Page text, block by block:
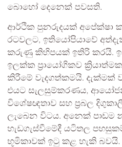
බොහෝ දෙනෙක් පවසති.
ආර්ථික පුනරුදයක් අපේක්ෂා
රටවලට, ඉතියෝපියාවේ
කරුණු කිහිපයක් ඉතිරි කරයි.
ඉලක්ක ප්‍රායෝගිකව
කිරීමේ වැදගත්කමයි.
එයට සැලසුම්කරණය,
විශේෂඥතාව සහ ප්‍රබල
ලැබෙන විටය. අනෙක් පාඩම
හැඩගැස්වීමේදී යටිතල
භූමිකාවක් ඉටු කළ හැකි බවයි.